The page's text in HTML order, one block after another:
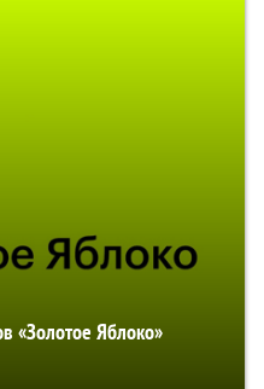
«Золотое Яблоко»